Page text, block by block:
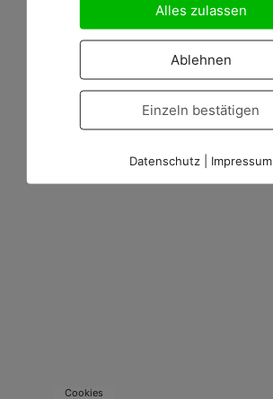
Cookies
Alles zulassen
Ablehnen
Einzeln bestätigen
Datenschutz Impressum